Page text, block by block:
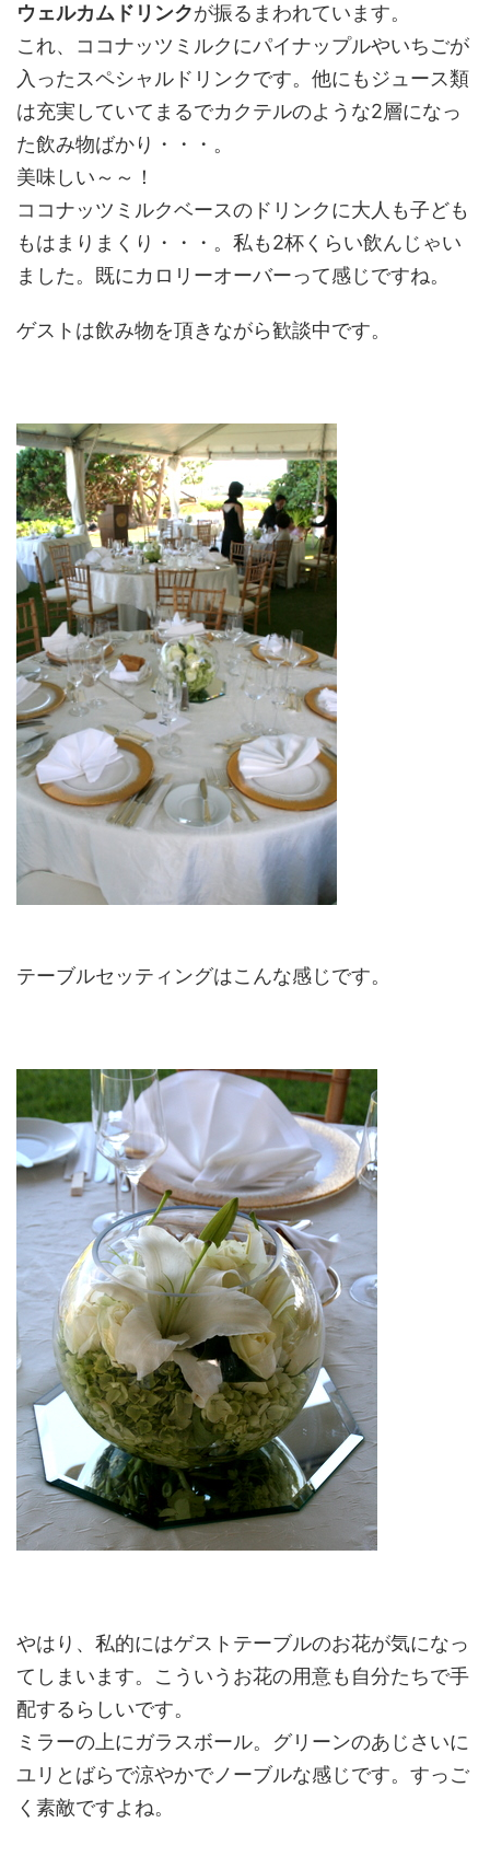
ウェルカムドリンクが振るまわれています。
これ、ココナッツミルクにパイナップルやいちごが
入ったスペシャルドリンクです。他にもジュース類
は充実していてまるでカクテルのような2層になっ
た飲み物ばかり・・・。
美味しい～～！
ココナッツミルクベースのドリンクに大人も子ども
もはまりまくり・・・。私も2杯くらい飲んじゃい
ました。既にカロリーオーバーって感じですね。
ゲストは飲み物を頂きながら歓談中です。
テーブルセッティングはこんな感じです。
やはり、私的にはゲストテーブルのお花が気になっ
てしまいます。こういうお花の用意も自分たちで手
配するらしいです。
ミラーの上にガラスボール。グリーンのあじさいに
ユリとばらで涼やかでノーブルな感じです。すっご
く素敵ですよね。